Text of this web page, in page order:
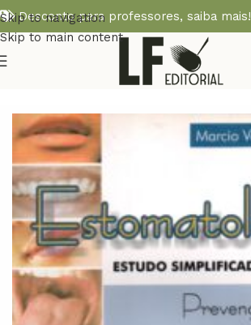
Skip to navigation
Skip to main content
Desconto para professores, saiba mais!
Início